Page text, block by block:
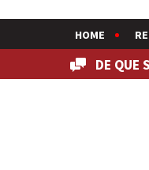
HOME
DE QUE